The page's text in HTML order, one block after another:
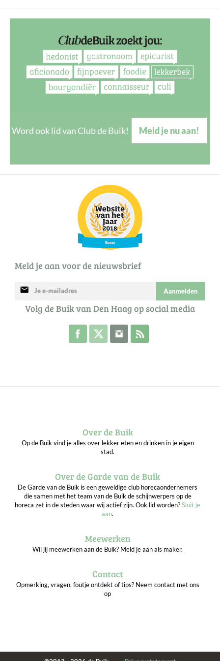
Word ook lid van Club de Buik! Meld je nu aan!
Meld je aan voor de nieuwsbrief
mail Aanmelden
Volg de Buik van Den Haag op social media
Volg de Buik op Facebook
Volg de Buik op Twitter
Volg de Buik op Instagram
Over de Buik
Op de Buik vind je alles over lekker eten en drinken in je eigen
stad.
Over de Garde van de Buik
De Garde van de Buik is een geweldige club horecaondernemers
die samen met het team van de Buik de schijnwerpers op de
horeca zet in de steden waar wij actief zijn. Ook lid worden?Sluit je
aan.
Meewerken
Wil jij meewerken aan de Buik? Meld je aan als maker.
Contact
Opmerking, vragen, foutje ontdekt of tips? Neem contact met ons
op